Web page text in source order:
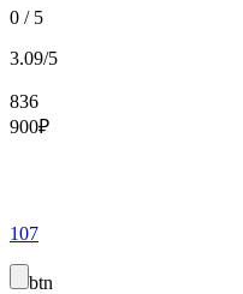
0 / 5
3.09/5
836
900₽
107
btn